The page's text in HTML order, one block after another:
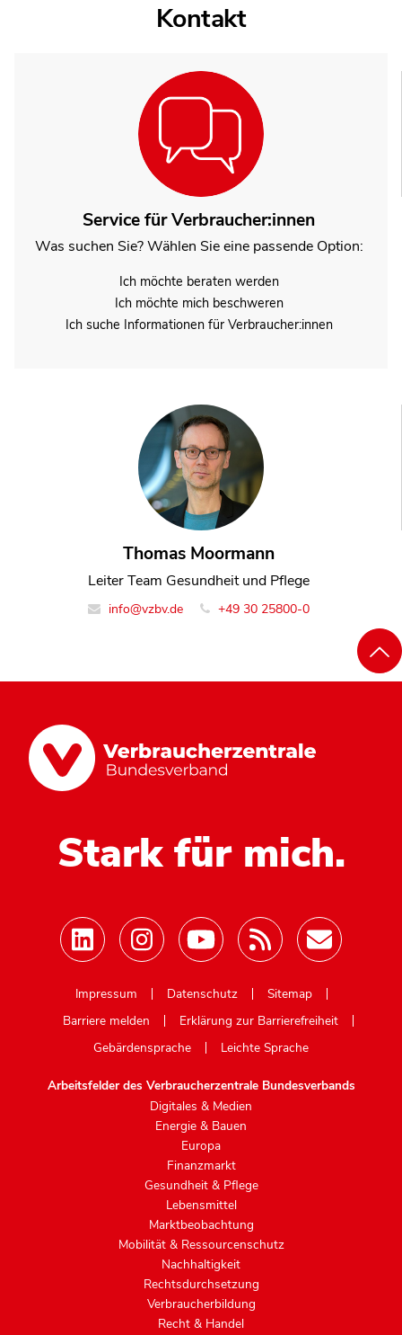
Kontakt
Service für Verbraucher:innen
Was suchen Sie? Wählen Sie eine passende Option:
Ich möchte beraten werden
Ich möchte mich beschweren
Ich suche Informationen für Verbraucher:innen
Thomas Moormann
Leiter Team Gesundheit und Pflege
info@vzbv.de +49 30 25800-0
Stark für mich.
Impressum
Datenschutz
Sitemap
Barriere melden
Erklärung zur Barrierefreiheit
Gebärdensprache
Leichte Sprache
Arbeitsfelder des Verbraucherzentrale Bundesverbands
Digitales & Medien
Energie & Bauen
Europa
Finanzmarkt
Gesundheit & Pflege
Lebensmittel
Marktbeobachtung
Mobilität & Ressourcenschutz
Nachhaltigkeit
Rechtsdurchsetzung
Verbraucherbildung
Recht & Handel